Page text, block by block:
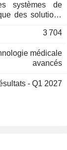
systèmes de
des solutions
Elekta
ainsi que des
travail, couvrant
guidée
inégalée à
avec une
3 704
médicale
avancés
- Q1 2027